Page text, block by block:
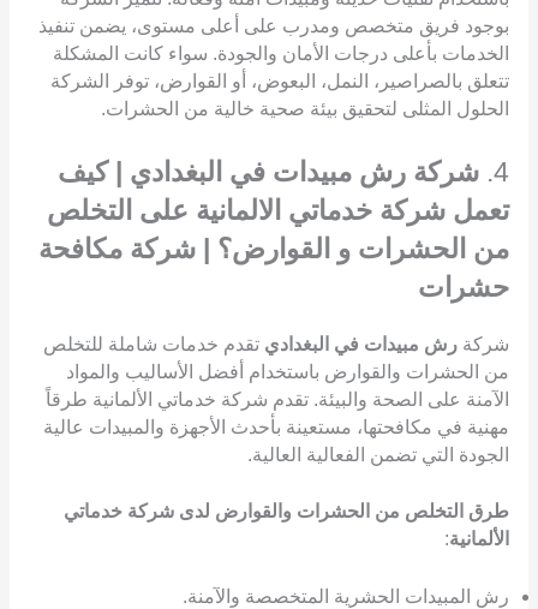
بوجود فريق متخصص ومدرب على أعلى مستوى، يضمن تنفيذ
الخدمات بأعلى درجات الأمان والجودة. سواء كانت المشكلة
تتعلق بالصراصير، النمل، البعوض، أو القوارض، توفر الشركة
الحلول المثلى لتحقيق بيئة صحية خالية من الحشرات.
4. شركة رش مبيدات في البغدادي | كيف
تعمل شركة خدماتي الالمانية على التخلص
من الحشرات و القوارض؟ | شركة مكافحة
حشرات
شركة رش مبيدات في البغدادي تقدم خدمات شاملة للتخلص
من الحشرات والقوارض باستخدام أفضل الأساليب والمواد
الآمنة على الصحة والبيئة. تقدم شركة خدماتي الألمانية طرقاً
مهنية في مكافحتها، مستعينة بأحدث الأجهزة والمبيدات عالية
الجودة التي تضمن الفعالية العالية.
طرق التخلص من الحشرات والقوارض لدى شركة خدماتي
الألمانية:
رش المبيدات الحشرية المتخصصة والآمنة.